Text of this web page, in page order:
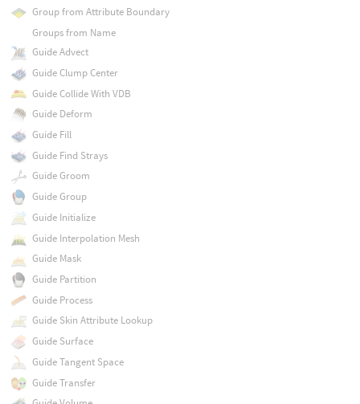
Group from Attribute Boundary
Groups from Name
Guide Advect
Guide Clump Center
Guide Collide With VDB
Guide Deform
Guide Fill
Guide Find Strays
Guide Groom
Guide Group
Guide Initialize
Guide Interpolation Mesh
Guide Mask
Guide Partition
Guide Process
Guide Skin Attribute Lookup
Guide Surface
Guide Tangent Space
Guide Transfer